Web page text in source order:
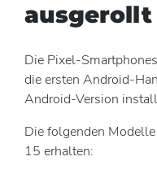
ausgerollt
Die Pixel-
die ersten Android-
Android-Version
Die folgenden
15 erhalten: